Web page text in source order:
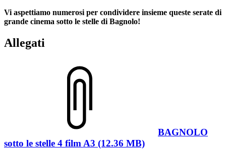
Vi aspettiamo numerosi per condividere insieme queste serate di
grande cinema sotto le stelle di Bagnolo!
Allegati
BAGNOLO
sotto le stelle 4 film A3 (12.36 MB)